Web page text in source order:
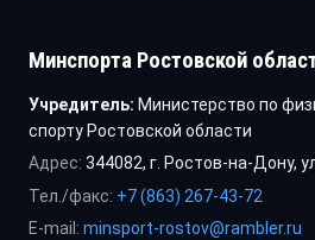
Минспорта Ростовской
Учредитель: Министерство по
спорту Ростовской области
Адрес: 344082, г. Ростов-на-Дону,
Тел./факс: +7 (863) 267-43-72
E-mail: minsport-rostov@rambler.ru